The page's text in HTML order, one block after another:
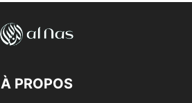
À PROPOS